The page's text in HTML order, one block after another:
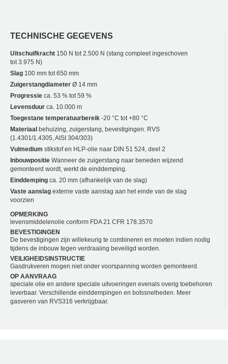
TECHNISCHE GEGEVENS
Uitschuifkracht 150 N tot 2.500 N (stang compleet ingeschoven
tot 3.975 N)
Slag 100 mm tot 650 mm
Zuigerstangdiameter Ø 14 mm
Progressie ca. 53 % tot 59 %
Levensduur ca. 10.000 m
Toegestane temperatuurbereik -20 °C tot +80 °C
Materiaal behuizing, zuigerstang, bevestigingen: RVS
(1.4301/1.4305, AISI 304/303)
Vulmedium stikstof en HLP-olie naar DIN 51 524, deel 2
Inbouwpositie Wanneer de zuigerstang naar beneden wijzend
gemonteerd wordt, werkt de einddemping.
Einddemping ca. 20 mm (afhankelijk van de slag)
Vaste aanslag externe vaste aanslag aan het einde van de slag
voorzien
OPMERKING
levensmiddelenolie conform FDA 21 CFR 178.3570
BEVESTIGINGEN
De bevestigingen zijn willekeurig te combineren en moeten indien nodig
tijdens de inbouw tegen verdraaiing beveiligd worden.
VEILIGHEIDSINSTRUCTIE
Gasdrukveren mogen niet onder voorspanning worden gemonteerd.
OP AANVRAAG
speciale olie en andere speciale uitvoeringen evenals overig toebehoren
leverbaar. Verschillende einddempingen en botssnelheden. Meer
gasveren van RVS316 verkrijgbaar.